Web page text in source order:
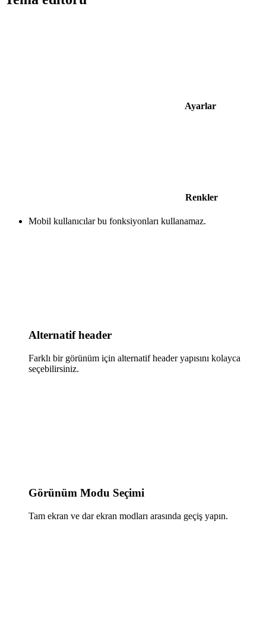
Ayarlar
Renkler
Mobil kullanıcılar bu fonksiyonları kullanamaz.
Alternatif header
Farklı bir görünüm için alternatif header yapısını kolayca
seçebilirsiniz.
Görünüm Modu Seçimi
Tam ekran ve dar ekran modları arasında geçiş yapın.